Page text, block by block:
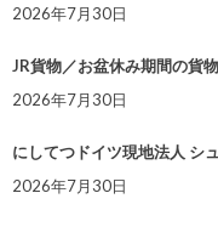
2026年7月30日
JR貨物／お盆休み期間の貨
2026年7月30日
にしてつドイツ現地法人 シ
2026年7月30日